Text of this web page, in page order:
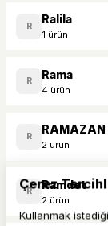
R Ralila
1 ürün
R Rama
4 ürün
R RAMAZAN
2 ürün
R Ramdet
2 ürün
Çerez
Kullanmak